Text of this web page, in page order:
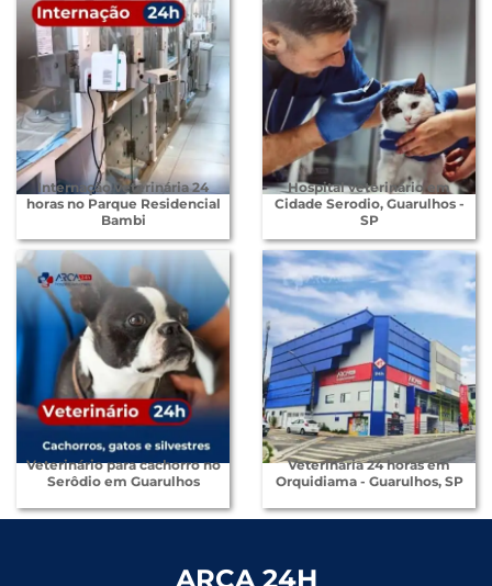
Internação veterinária 24
horas no Parque Residencial
Bambi
Hospital veterinário em
Cidade Serodio, Guarulhos -
SP
Veterinário para cachorro no
Serôdio em Guarulhos
Veterinária 24 horas em
Orquidiama - Guarulhos, SP
ARCA 24H